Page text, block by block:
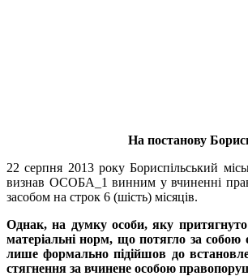
На постанову
22 серпня 2013 року Бориспільський
визнав ОСОБА_1 винним у вчиненні
засобом на строк 6 (шість) місяців.
Однак, на думку особи, яку притягнуто
матеріальні норм, що потягло за собою
лише формально підійшов до
стягнення за вчинене особою